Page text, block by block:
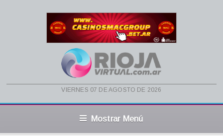
viernes 07 de agosto de 2026
Mostrar Menú